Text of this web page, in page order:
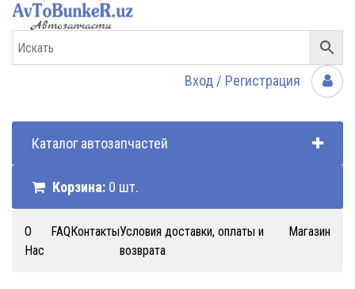
Вход / Регистрация
Каталог автозапчастей
Корзина: 0 шт.
О
Нас
FAQКонтактыУсловия доставки, оплаты и
возврата
Магазин